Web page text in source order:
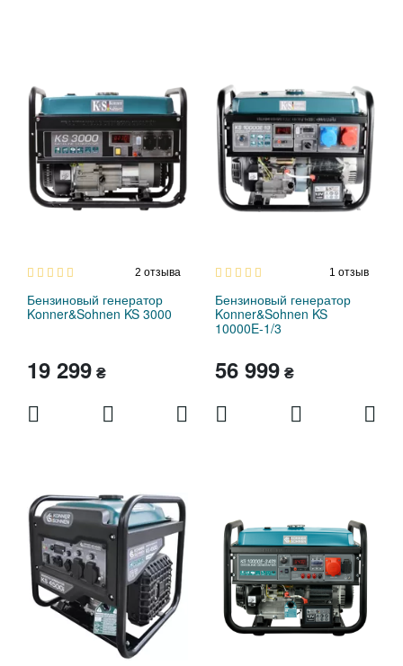
2 отзыва
Бензиновый генератор
Konner&Sohnen KS 3000
19 299₴
1 отзыв
Бензиновый генератор
Konner&Sohnen KS
10000E-1/3
56 999₴